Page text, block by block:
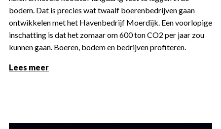
bodem. Dat is precies wat twaalf boerenbedrijven gaan
ontwikkelen met het Havenbedrijf Moerdijk. Een voorlopige
inschatting is dat het zomaar om 600 ton CO2 per jaar zou
kunnen gaan. Boeren, bodem en bedrijven profiteren.
Lees meer